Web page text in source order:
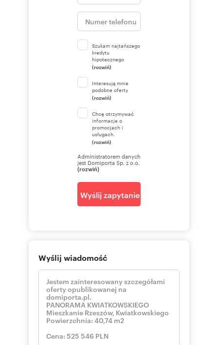
Szukam najtańszego
kredytu
hipotecznego
(rozwiń)
Interesują mnie
podobne oferty
(rozwiń)
Chcę otrzymywać
informacje o
promocjach i
usługach.
(rozwiń)
Administratorem danych
jest Domiporta Sp. z o.o.
(rozwiń)
Wyślij zapytanie
Wyślij wiadomość